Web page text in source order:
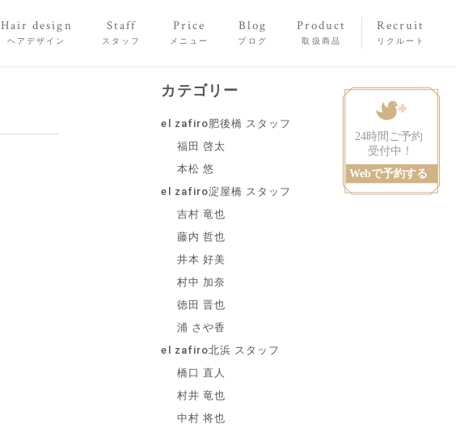
Hair design
ヘアデザイン
Staff
スタッフ
Price
メニュー
Blog
ブログ
Product
取扱商品
Recruit
リクルート
カテゴリー
el zafiro肥後橋 スタッフ
福田 啓太
本松 悠
el zafiro淀屋橋 スタッフ
吉村 竜也
藤内 哲也
井本 好美
村中 加奈
徳田 晋也
浦 さや香
el zafiro北浜 スタッフ
橋口 直人
村井 竜也
中村 将也